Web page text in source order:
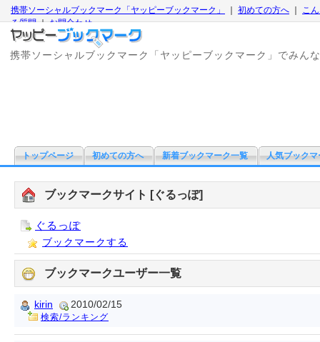
携帯ソーシャルブックマーク「ヤッピーブックマーク」 初めての方へ
こ
る質問｜お問合わせ
携帯ソーシャルブックマーク「ヤッピーブックマーク」でみん
トップページ 初めての方へ 新着ブックマーク一覧 人気ブックマ
ブックマークサイト [ぐるっぽ]
ぐるっぽ
ブックマークする
ブックマークユーザー一覧
kirin 2010/02/15
検索/ランキング